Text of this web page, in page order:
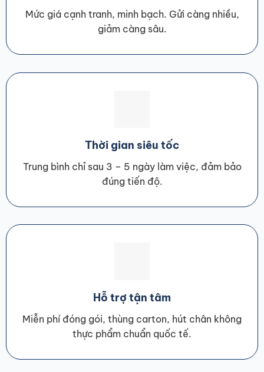
Mức giá cạnh tranh, minh bạch. Gửi càng nhiều,
giảm càng sâu.
Thời gian siêu tốc
Trung bình chỉ sau 3 – 5 ngày làm việc, đảm bảo
đúng tiến độ.
Hỗ trợ tận tâm
Miễn phí đóng gói, thùng carton, hút chân không
thực phẩm chuẩn quốc tế.